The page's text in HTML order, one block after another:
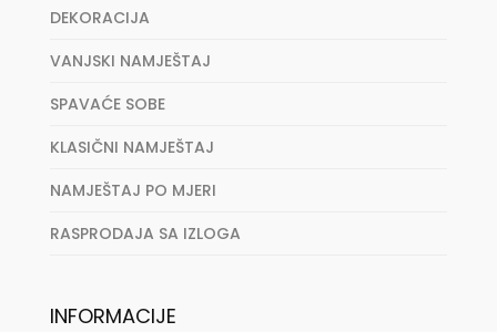
DEKORACIJA
VANJSKI NAMJEŠTAJ
SPAVAĆE SOBE
KLASIČNI NAMJEŠTAJ
NAMJEŠTAJ PO MJERI
RASPRODAJA SA IZLOGA
INFORMACIJE